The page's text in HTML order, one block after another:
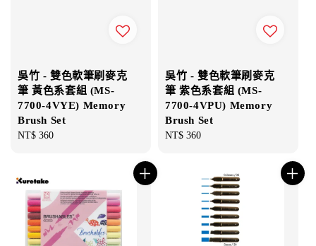
吳竹 - 雙色軟筆刷麥克
筆 黃色系套組 (MS-
7700-4VYE) Memory
Brush Set
Regular
NT$ 360
吳竹 - 雙色軟筆刷麥克
筆 紫色系套組 (MS-
7700-4VPU) Memory
Brush Set
Regular
NT$ 360